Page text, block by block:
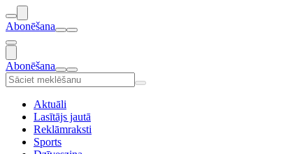
Abonēšana
Abonēšana
Aktuāli
Lasītājs jautā
Reklāmraksti
Sports